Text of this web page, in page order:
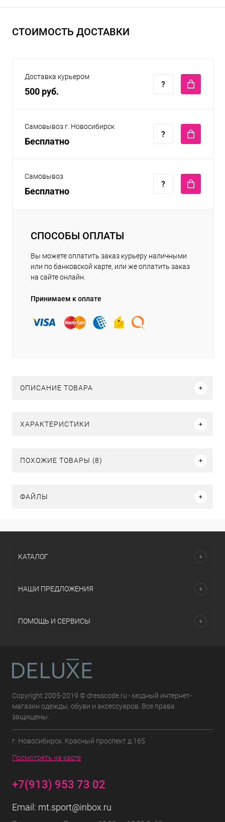
СТОИМОСТЬ ДОСТАВКИ
Доставка курьером
500 руб.
Самовывоз г. Новосибирск
Бесплатно
Самовывоз
Бесплатно
СПОСОБЫ ОПЛАТЫ
Вы можете оплатить заказ курьеру наличными
или по банковской карте, или же оплатить заказ
на сайте онлайн.
Принимаем к оплате
ОПИСАНИЕ ТОВАРА
ХАРАКТЕРИСТИКИ
ПОХОЖИЕ ТОВАРЫ (8)
ФАЙЛЫ
КАТАЛОГ
НАШИ ПРЕДЛОЖЕНИЯ
ПОМОЩЬ И СЕРВИСЫ
Copyright 2005-2019 © dresscode.ru - модный интернет-
магазин одежды, обуви и аксессуаров. Все права
защищены.
г. Новосибирск. Красный проспект д.165
Посмотреть на карте
+7(913) 953 73 02
Email: mt.sport@inbox.ru